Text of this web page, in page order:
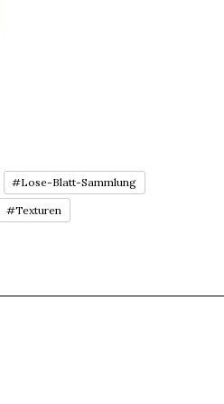
#Lose-Blatt-Sammlung
#Texturen